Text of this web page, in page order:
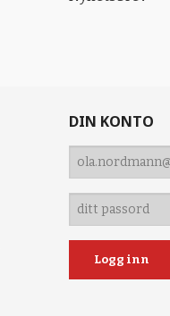
DIN KONTO